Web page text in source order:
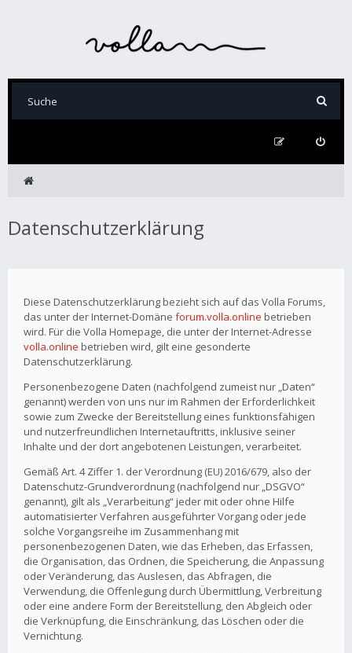
Datenschutzerklärung
Diese Datenschutzerklärung bezieht sich auf das Volla Forums,
das unter der Internet-Domäne forum.volla.online betrieben
wird. Für die Volla Homepage, die unter der Internet-Adresse
volla.online betrieben wird, gilt eine gesonderte
Datenschutzerklärung.
Personenbezogene Daten (nachfolgend zumeist nur „Daten“
genannt) werden von uns nur im Rahmen der Erforderlichkeit
sowie zum Zwecke der Bereitstellung eines funktionsfähigen
und nutzerfreundlichen Internetauftritts, inklusive seiner
Inhalte und der dort angebotenen Leistungen, verarbeitet.
Gemäß Art. 4 Ziffer 1. der Verordnung (EU) 2016/679, also der
Datenschutz-Grundverordnung (nachfolgend nur „DSGVO“
genannt), gilt als „Verarbeitung“ jeder mit oder ohne Hilfe
automatisierter Verfahren ausgeführter Vorgang oder jede
solche Vorgangsreihe im Zusammenhang mit
personenbezogenen Daten, wie das Erheben, das Erfassen,
die Organisation, das Ordnen, die Speicherung, die Anpassung
oder Veränderung, das Auslesen, das Abfragen, die
Verwendung, die Offenlegung durch Übermittlung, Verbreitung
oder eine andere Form der Bereitstellung, den Abgleich oder
die Verknüpfung, die Einschränkung, das Löschen oder die
Vernichtung.